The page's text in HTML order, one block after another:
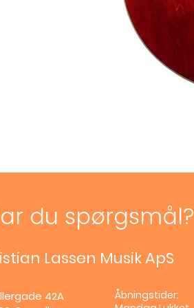
du spørgsmål?
Lassen Musik ApS
42A
Åbningstider: